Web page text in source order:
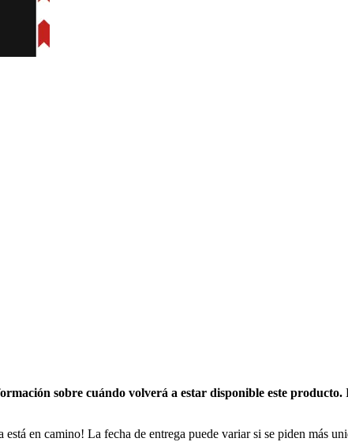
sobre cuándo volverá a estar disponible este producto.
en camino! La fecha de entrega puede variar si se piden más